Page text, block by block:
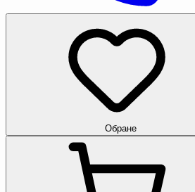
Обране